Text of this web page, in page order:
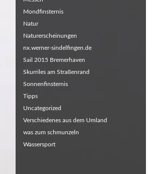
Mondfinsternis
Natur
Naturerscheinungen
nx.werner-sindelfingen.de
Sail 2015 Bremerhaven
Skurriles am Straßenrand
Sonnenfinsternis
Tipps
Uncategorized
Verschiedenes aus dem Umland
was zum schmunzeln
Wassersport